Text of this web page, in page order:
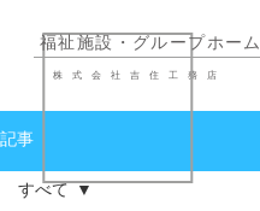
株式会社吉住工務店
​福祉施設・グループホーム
記事
すべて